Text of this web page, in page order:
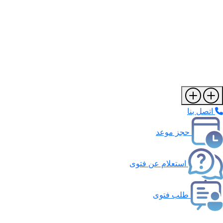
اتصل بنا
حجز موعد
استعلام عن فتوى
طلب فتوى